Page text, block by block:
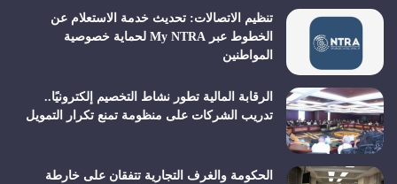
تنظيم الاتصالات: تحديث خدمة الاستعلام عن
الخطوط عبر My NTRA لحماية خصوصية
المواطنين
الرقابة المالية تطور نشاط التخصيم إلكترونيًا..
تدريب الشركات على منظومة تمنع تكرار التمويل
الحكومة والغرف التجارية تتفقان على خارطة